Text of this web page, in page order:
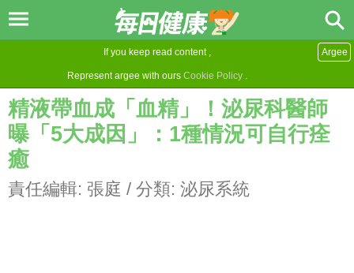
If you keep read content ,
Represent argee with ours Cookie Policy .
Argee
精液帶血成「血精」！泌尿科醫師
曝「5大成因」：1種情況可自行痊
癒
責任編輯: 張庭 / 分類: 泌尿系統